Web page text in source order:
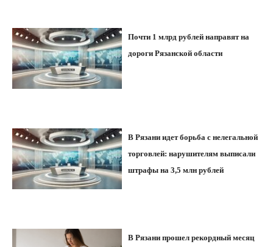
Почти 1 млрд рублей направят на
дороги Рязанской области
В Рязани идет борьба с нелегальной
торговлей: нарушителям выписали
штрафы на 3,5 млн рублей
В Рязани прошел рекордный месяц